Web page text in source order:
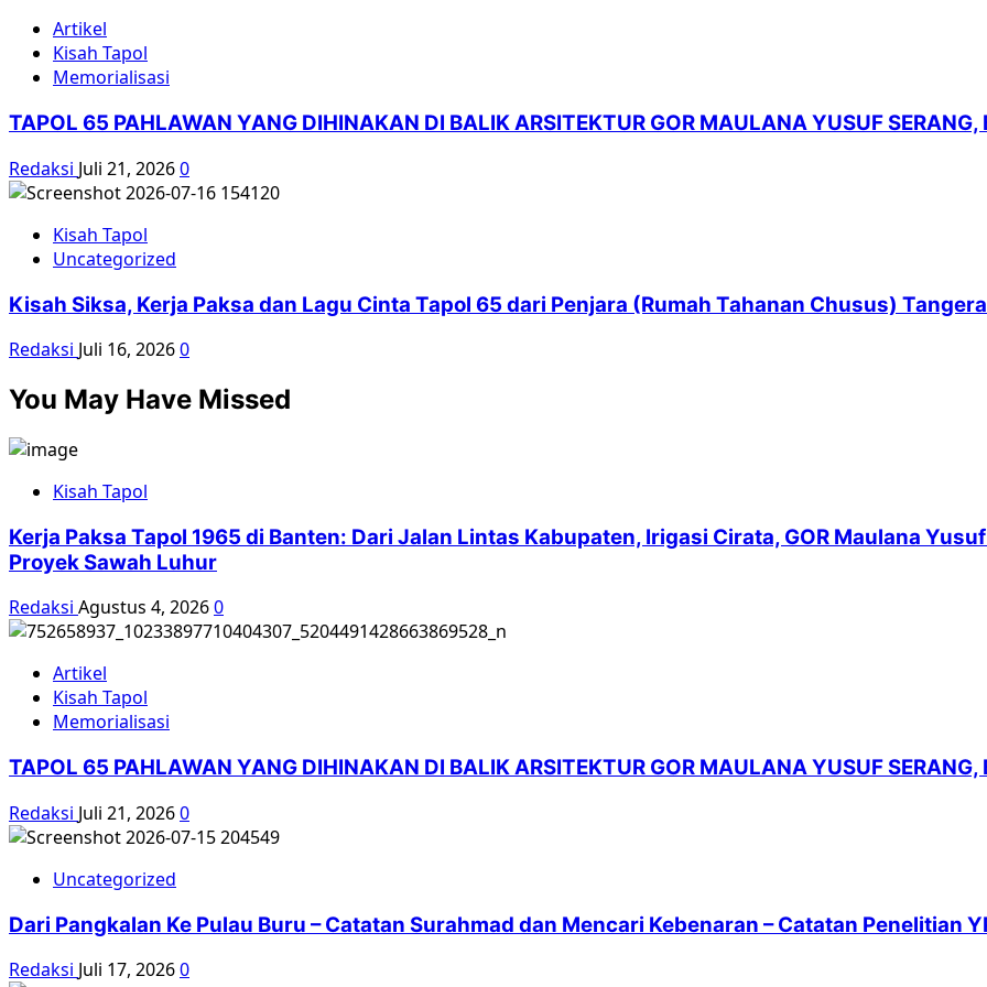
Artikel
Kisah Tapol
Memorialisasi
TAPOL 65 PAHLAWAN YANG DIHINAKAN DI BALIK ARSITEKTUR GOR MAULANA YUSUF SERANG,
Redaksi Juli 21, 20260
Kisah Tapol
Uncategorized
Kisah Siksa, Kerja Paksa dan Lagu Cinta Tapol 65 dari Penjara (Rumah Tahanan Chusus)
Redaksi Juli 16, 20260
You May Have Missed
Kisah Tapol
Kerja Paksa Tapol 1965 di Banten: Dari Jalan Lintas Kabupaten, Irigasi Cirata, GOR Maulana
Proyek Sawah Luhur
Redaksi Agustus 4, 20260
Artikel
Kisah Tapol
Memorialisasi
TAPOL 65 PAHLAWAN YANG DIHINAKAN DI BALIK ARSITEKTUR GOR MAULANA YUSUF SERANG,
Redaksi Juli 21, 20260
Uncategorized
Dari Pangkalan Ke Pulau Buru – Catatan Surahmad dan Mencari Kebenaran – Catatan Penelitian
Redaksi Juli 17, 20260